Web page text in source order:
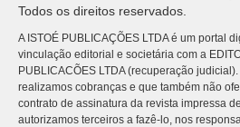
Todos os direitos reservados.
A ISTOÉ PUBLICAÇÕES LTDA é um portal
vinculação editorial e societária com a
PUBLICACÕES LTDA (recuperação
realizamos cobranças e que também não
contrato de assinatura da revista impressa
autorizamos terceiros a fazê-lo, nos